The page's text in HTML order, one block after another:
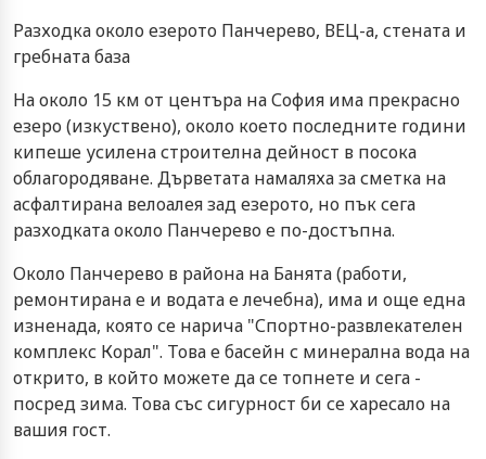
Разходка около езерото Панчерево, ВЕЦ-а, стената и
гребната база
На около 15 км от центъра на София има прекрасно
езеро (изкуствено), около което последните години
кипеше усилена строителна дейност в посока
облагородяване. Дърветата намаляха за сметка на
асфалтирана велоалея зад езерото, но пък сега
разходката около Панчерево е по-достъпна.
Около Панчерево в района на Банята (работи,
ремонтирана е и водата е лечебна), има и още една
изненада, която се нарича "Спортно-развлекателен
комплекс Корал". Това е басейн с минерална вода на
открито, в който можете да се топнете и сега -
посред зима. Това със сигурност би се харесало на
вашия гост.